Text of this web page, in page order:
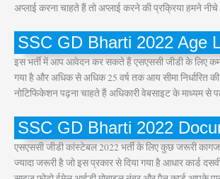
अप्लाई करना चाहते हैं तो अप्लाई करने की प्रक्रिया हमने नीचे
SSC GD Bharti 2022 Age
इस भर्ती में आप आवेदन कर सकते हैं एसएससी जीडी के लिए
गया है और अधिक से अधिक 25 वर्ष तक आय सीमा निर्धारित
नोटिफिकेशन पढ़ना चाहते हैं अधिकारी वेबसाइट के माध्यम से
SSC GD Bharti 2022
एसएससी जीडी कांस्टेबल 2022 भर्ती के लिए कुछ जरूरी
ज्यादा जरूरी है जो इस प्रकार से दिया गया है आधार कार्ड दसवीं